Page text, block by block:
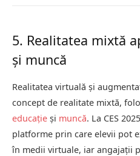
5. Realitatea mixtă
și muncă
Realitatea virtuală și
concept de realitate mixtă,
educație și muncă. La CES
platforme prin care elevii pot
în medii virtuale, iar angajații